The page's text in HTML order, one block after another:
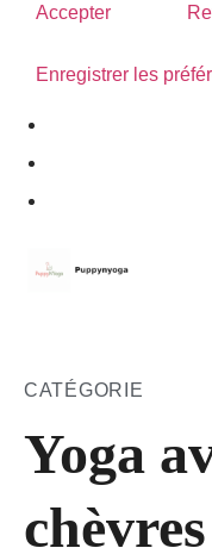
Accepter
Enregistrer les
CATÉGORIE
Yoga